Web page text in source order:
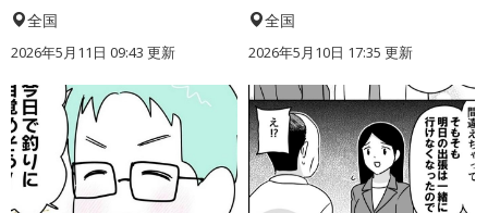
全国
2026年5月11日 09:43 更新
全国
2026年5月10日 17:35 更新